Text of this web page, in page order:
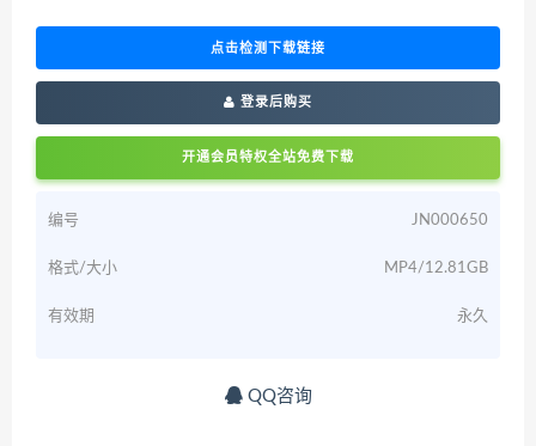
点击检测下载链接
登录后购买
开通会员特权全站免费下载
编号 JN000650
格式/大小 MP4/12.81GB
有效期 永久
QQ咨询